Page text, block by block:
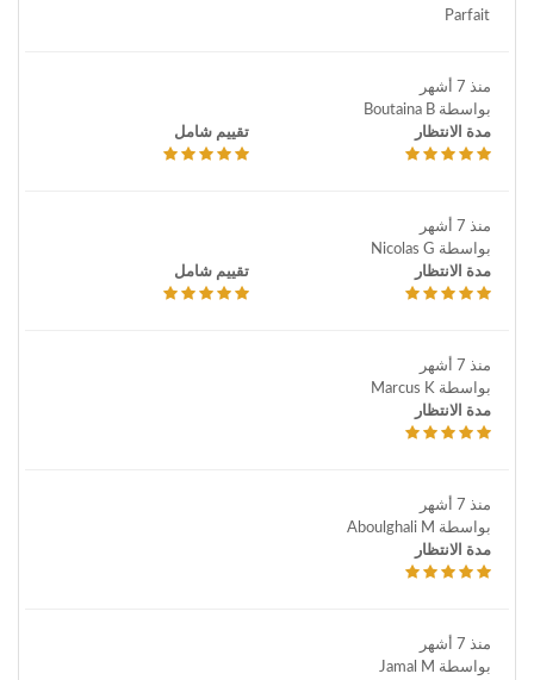
Parfait
منذ 7 أشهر
بواسطة Boutaina B
مدة الانتظار
تقييم شامل
منذ 7 أشهر
بواسطة Nicolas G
مدة الانتظار
تقييم شامل
منذ 7 أشهر
بواسطة Marcus K
مدة الانتظار
منذ 7 أشهر
بواسطة Aboulghali M
مدة الانتظار
منذ 7 أشهر
بواسطة Jamal M